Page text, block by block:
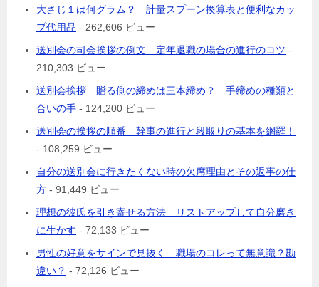
大さじ１は何グラム？ 計量スプーン換算表と便利なカッ
プ代用品 - 262,606 ビュー
送別会の司会挨拶の例文 定年退職の場合の進行のコツ -
210,303 ビュー
送別会挨拶 贈る側の締めは三本締め？ 手締めの種類と
合いの手 - 124,200 ビュー
送別会の挨拶の順番 幹事の進行と段取りの基本を網羅！
- 108,259 ビュー
自分の送別会に行きたくない時の欠席理由とその返事の仕
方 - 91,449 ビュー
理想の彼氏を引き寄せる方法 リストアップして自分磨き
に生かす - 72,133 ビュー
男性の好意をサインで見抜く 職場のコレって無意識？勘
違い？ - 72,126 ビュー